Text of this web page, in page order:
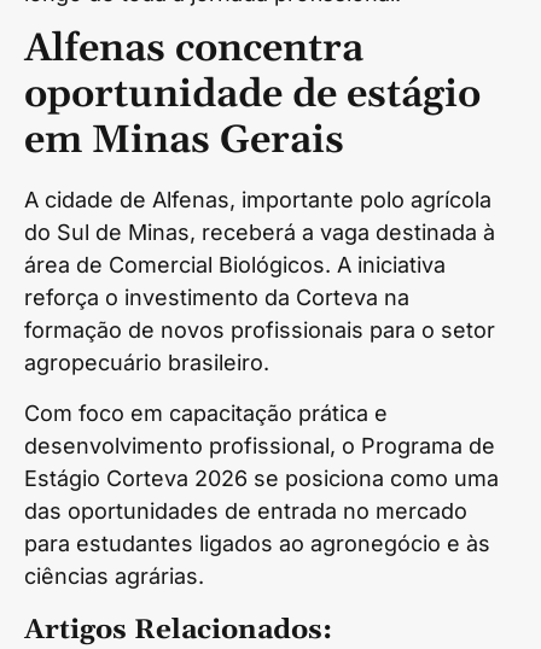
Alfenas concentra
oportunidade de estágio
em Minas Gerais
A cidade de Alfenas, importante polo agrícola
do Sul de Minas, receberá a vaga destinada à
área de Comercial Biológicos. A iniciativa
reforça o investimento da Corteva na
formação de novos profissionais para o setor
agropecuário brasileiro.
Com foco em capacitação prática e
desenvolvimento profissional, o Programa de
Estágio Corteva 2026 se posiciona como uma
das oportunidades de entrada no mercado
para estudantes ligados ao agronegócio e às
ciências agrárias.
Artigos Relacionados: